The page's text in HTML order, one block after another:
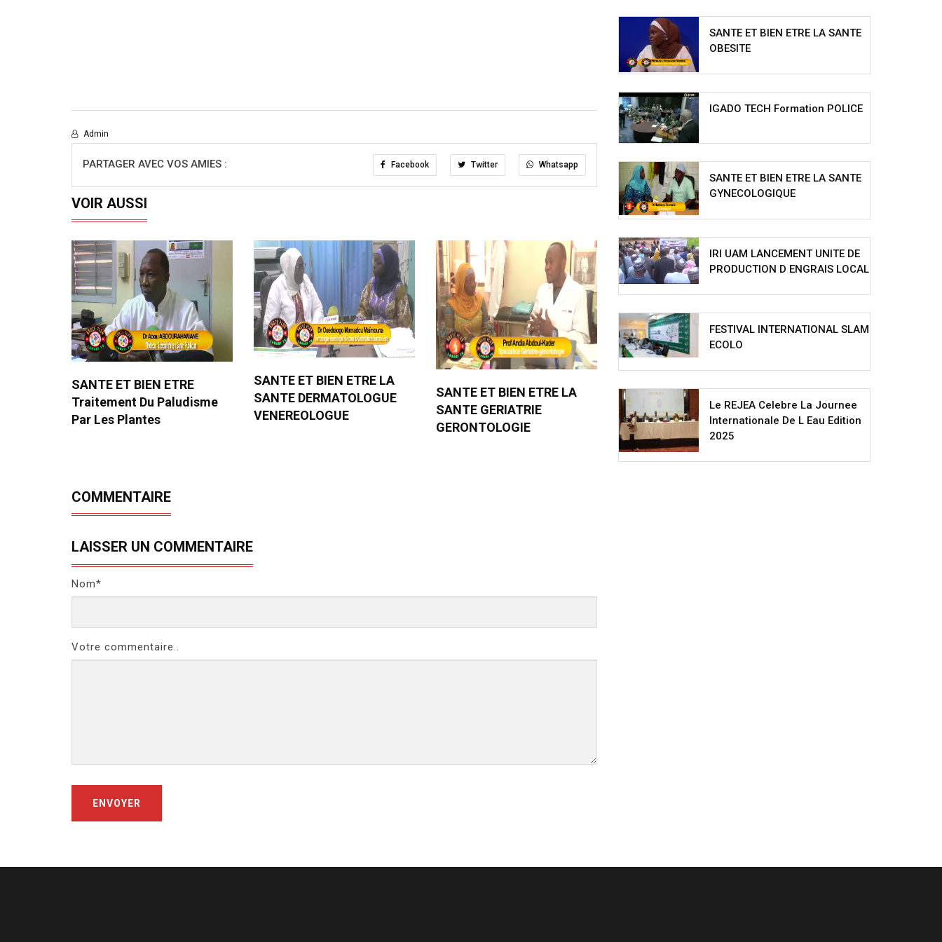
Admin
PARTAGER AVEC VOS AMIES : Facebook Twitter Whatsapp
VOIR AUSSI
SANTE ET BIEN ETRE
Traitement Du Paludisme
Par Les Plantes
SANTE ET BIEN ETRE LA
SANTE DERMATOLOGUE
VENEREOLOGUE
SANTE ET BIEN ETRE LA
SANTE GERIATRIE
GERONTOLOGIE
COMMENTAIRE
LAISSER UN COMMENTAIRE
Nom*
Votre commentaire..
ENVOYER
SANTE ET BIEN ETRE LA SANTE
OBESITE
IGADO TECH Formation POLICE
SANTE ET BIEN ETRE LA SANTE
GYNECOLOGIQUE
IRI UAM LANCEMENT UNITE DE
PRODUCTION D ENGRAIS LOCAL
FESTIVAL INTERNATIONAL SLAM
ECOLO
Le REJEA Celebre La Journee
Internationale De L Eau Edition
2025